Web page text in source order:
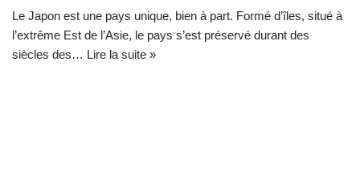
Le Japon est une pays unique, bien à part. Formé d’îles, situé à
l’extrême Est de l’Asie, le pays s’est préservé durant des
siècles des… Lire la suite »